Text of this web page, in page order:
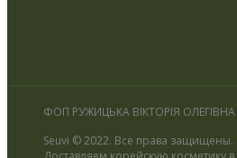
ФОП РУЖИЦЬКА ВІКТОРІЯ ОЛЕГІВНА
Seuvi © 2022. Все права защищены.